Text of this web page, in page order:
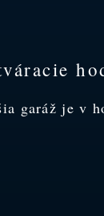
garáž je v